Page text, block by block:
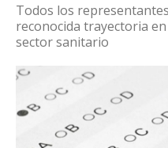
Todos los
reconocida trayectoria
sector sanitario